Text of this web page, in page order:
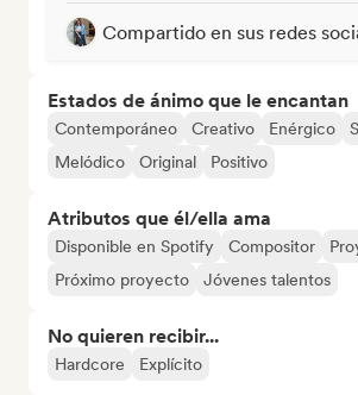
Compartido en sus redes
Estados de ánimo que le encantan
Contemporáneo Creativo Enérgico
Melódico
Original Positivo
Atributos que él/ella ama
Disponible en Spotify Compositor
Próximo proyecto
Jóvenes talentos
No quieren recibir...
Hardcore Explícito